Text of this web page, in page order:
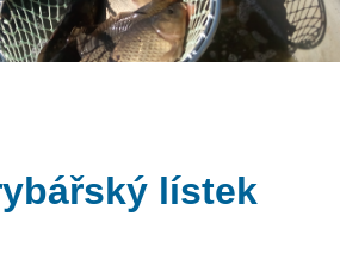
lístek